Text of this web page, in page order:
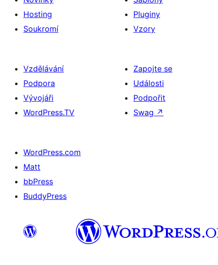
Hosting
Soukromí
Pluginy
Vzory
Vzdělávání
Podpora
Vývojáři
WordPress.TV
Zapojte se
Události
Podpořit
Swag ↗
WordPress.com
Matt
bbPress
BuddyPress